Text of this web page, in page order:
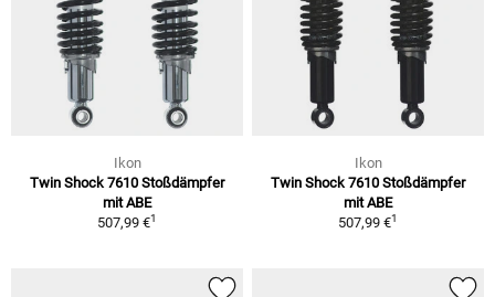
Ikon
Twin Shock 7610 Stoßdämpfer
mit ABE
507,99 €1
Ikon
Twin Shock 7610 Stoßdämpfer
mit ABE
507,99 €1